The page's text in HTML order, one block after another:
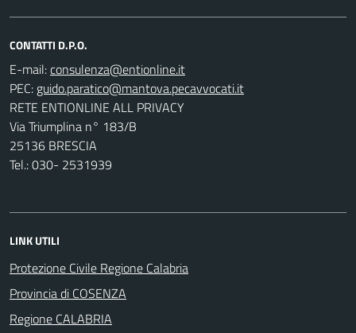
CONTATTI D.P.O.
E-mail:
PEC:
RETE ENTIONLINE ALL PRIVACY
Via Triumplina n° 183/B
25136 BRESCIA
Tel.: 030- 2531939
LINK UTILI
Protezione Civile Regione Calabria
Provincia di COSENZA
Regione CALABRIA